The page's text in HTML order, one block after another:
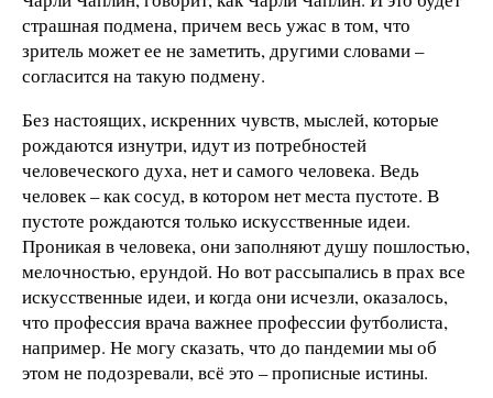
страшная подмена, причем весь ужас в том, что
зритель может ее не заметить, другими словами –
согласится на такую подмену.
Без настоящих, искренних чувств, мыслей, которые
рождаются изнутри, идут из потребностей
человеческого духа, нет и самого человека. Ведь
человек – как сосуд, в котором нет места пустоте. В
пустоте рождаются только искусственные идеи.
Проникая в человека, они заполняют душу пошлостью,
мелочностью, ерундой. Но вот рассыпались в прах все
искусственные идеи, и когда они исчезли, оказалось,
что профессия врача важнее профессии футболиста,
например. Не могу сказать, что до пандемии мы об
этом не подозревали, всё это – прописные истины.